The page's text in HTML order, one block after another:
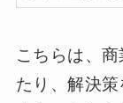
こちらは、
たり、解決